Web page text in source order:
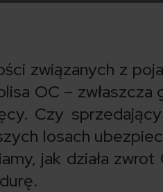
związanych z
OC – zwłaszcza
Czy
losach
jak działa zwrot